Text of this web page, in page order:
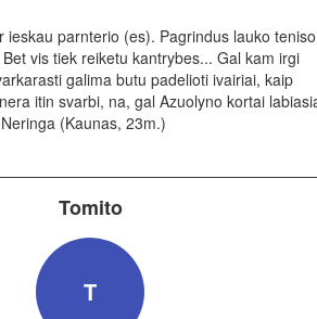
ieskau parnterio (es). Pagrindus lauko teniso
vis tiek reiketu kantrybes... Gal kam irgi
galima butu padelioti ivairiai, kaip
itin svarbi, na, gal Azuolyno kortai
(Kaunas, 23m.)
Tomito
T